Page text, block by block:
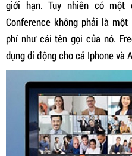
giới hạn. Tuy nhiên có
Conference không phải là
phí như cái tên gọi của nó.
dụng di động cho cả Iphone và